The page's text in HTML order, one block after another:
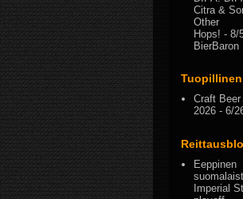
Citra &
Other
Hops! - 8/
BierBaron
Tuopillinen
Craft
2026 - 6/
Eeppinen
Imperial